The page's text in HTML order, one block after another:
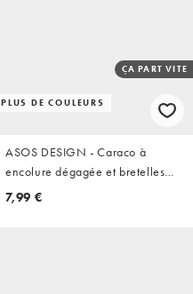
PLUS DE COULEURS
ÇA PART VITE
ASOS DESIGN - Caraco à
encolure dégagée et bretelles
élastiques - Noir
7,99 €